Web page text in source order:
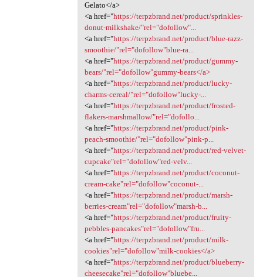
Gelato</a>
<a href="https://terpzbrand.net/product/sprinkles-
donut-milkshake/"rel="dofollow"...
<a href="https://terpzbrand.net/product/blue-razz-
smoothie/"rel="dofollow"blue-ra...
<a href="https://terpzbrand.net/product/gummy-
bears/"rel="dofollow"gummy-bears</a>
<a href="https://terpzbrand.net/product/lucky-
charms-cereal/"rel="dofollow"lucky-...
<a href="https://terpzbrand.net/product/frosted-
flakers-marshmallow/"rel="dofollo...
<a href="https://terpzbrand.net/product/pink-
peach-smoothie/"rel="dofollow"pink-p...
<a href="https://terpzbrand.net/product/red-velvet-
cupcake"rel="dofollow"red-velv...
<a href="https://terpzbrand.net/product/coconut-
cream-cake"rel="dofollow"coconut-...
<a href="https://terpzbrand.net/product/marsh-
berries-cream"rel="dofollow"marsh-b...
<a href="https://terpzbrand.net/product/fruity-
pebbles-pancakes"rel="dofollow"fru...
<a href="https://terpzbrand.net/product/milk-
cookies"rel="dofollow"milk-cookies</a>
<a href="https://terpzbrand.net/product/blueberry-
cheesecake"rel="dofollow"bluebe...